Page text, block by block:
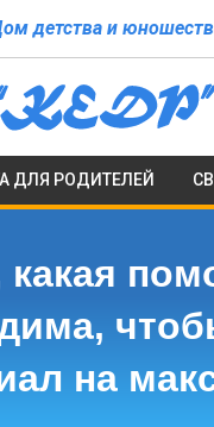
детства и
ДЛЯ РОДИТЕЛЕЙ
какая
на